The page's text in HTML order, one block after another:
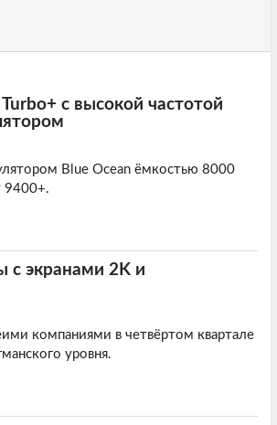
с высокой частотой
Blue Ocean ёмкостью 8000
9400+.
с экранами 2K и
компаниями в четвëртом квартале
уровня.